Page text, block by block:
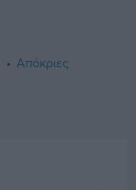
Απόκριες